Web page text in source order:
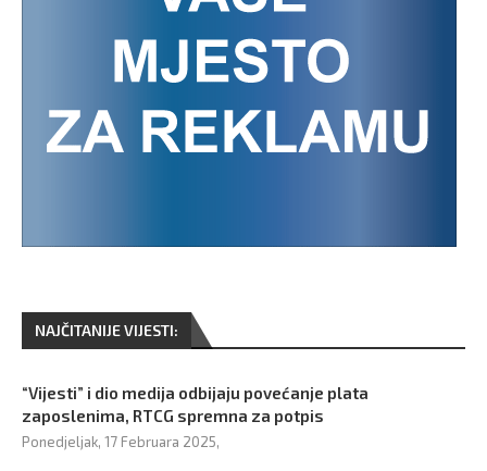
NAJČITANIJE VIJESTI:
“Vijesti” i dio medija odbijaju povećanje plata
zaposlenima, RTCG spremna za potpis
Ponedjeljak, 17 Februara 2025,